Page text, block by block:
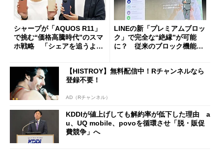
シャープが「AQUOS R11」
で挑む“価格高騰時代”のスマ
ホ戦略 「シェアを追うより
LINEの新「プレミアムブロッ
ク」で完全な“絶縁”が可能
に？ 従来のブロック機能と
【HISTROY】無料配信中！Rチャンネルなら
登録不要！
AD（Rチャンネル）
KDDIが値上げしても解約率が低下した理由 a
u、UQ mobile、povoを循環させ「脱・販促
費競争」へ